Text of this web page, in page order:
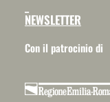
NEWSLETTER
Con il patrocinio di